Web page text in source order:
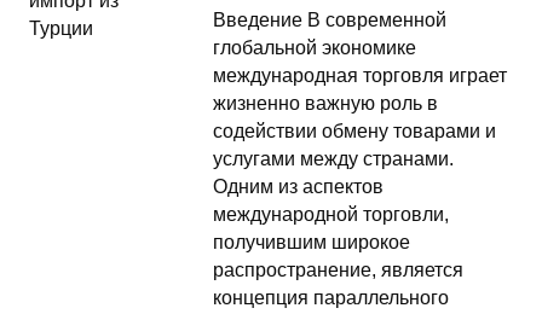
Введение В современной
глобальной экономике
международная торговля играет
жизненно важную роль в
содействии обмену товарами и
услугами между странами.
Одним из аспектов
международной торговли,
получившим широкое
распространение, является
концепция параллельного